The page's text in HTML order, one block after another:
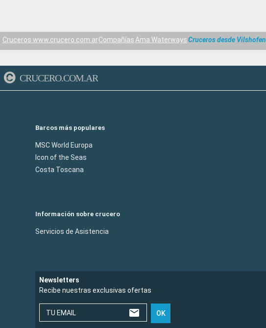
Cruceros www.crucero.com.arCompañíasAma WaterwaysCruceros desde Vilshofen
CRUCERO.COM.AR
Barcos más populares
MSC World Europa
Icon of the Seas
Costa Toscana
Información sobre crucero
Servicios de Asistencia
Newsletters
Recibe nuestras exclusivas ofertas
TU EMAIL OK